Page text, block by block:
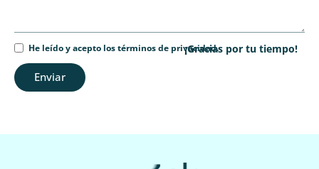
He leído y acepto los términos de privacidad.
Enviar
¡Gracias por tu tiempo!